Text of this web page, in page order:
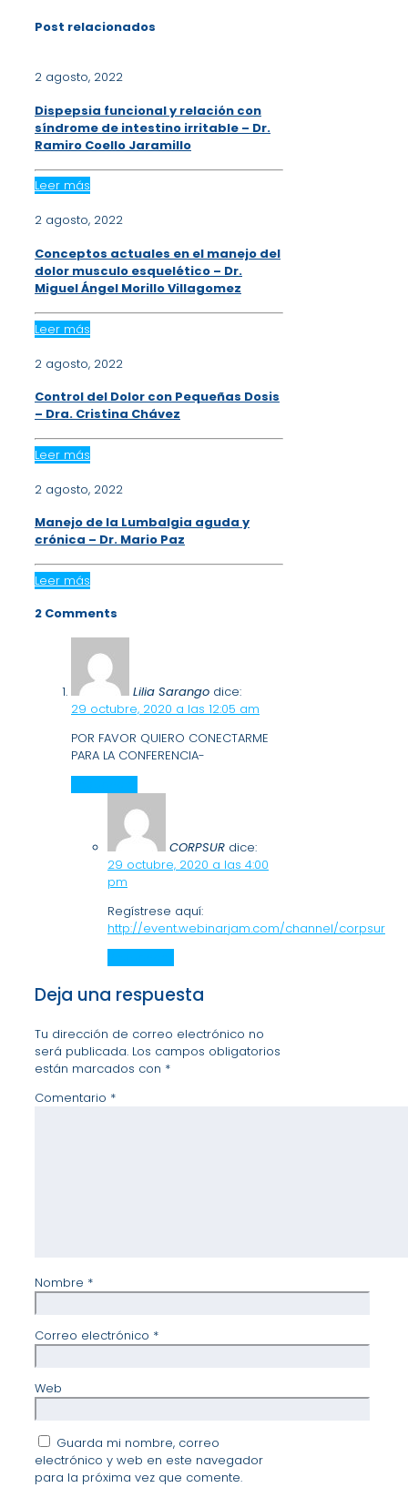
Post relacionados
2 agosto, 2022
Dispepsia funcional y relación con
síndrome de intestino irritable – Dr.
Ramiro Coello Jaramillo
Leer más
2 agosto, 2022
Conceptos actuales en el manejo del
dolor musculo esquelético – Dr.
Miguel Ángel Morillo Villagomez
Leer más
2 agosto, 2022
Control del Dolor con Pequeñas Dosis
– Dra. Cristina Chávez
Leer más
2 agosto, 2022
Manejo de la Lumbalgia aguda y
crónica – Dr. Mario Paz
Leer más
2 Comments
Lilia Sarango dice:
29 octubre, 2020 a las 12:05 am
POR FAVOR QUIERO CONECTARME
PARA LA CONFERENCIA-
CORPSUR dice:
29 octubre, 2020 a las 4:00
pm
Regístrese aquí:
http://event.webinarjam.com/channel/corpsur
Deja una respuesta
Tu dirección de correo electrónico no
será publicada. Los campos obligatorios
están marcados con *
Comentario *
Nombre *
Correo electrónico *
Web
Guarda mi nombre, correo
electrónico y web en este navegador
para la próxima vez que comente.